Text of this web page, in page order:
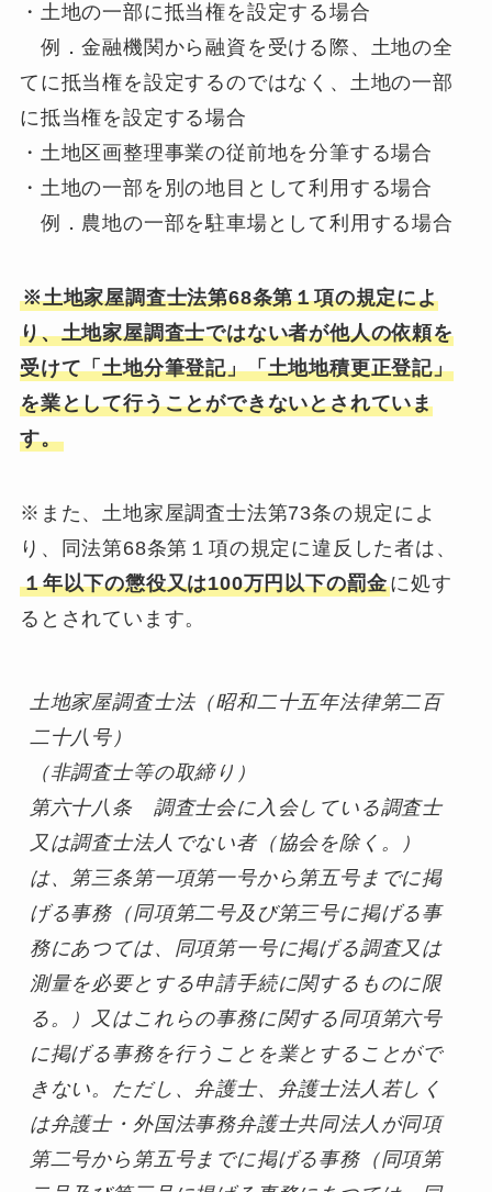
・土地の一部に抵当権を設定する場合
例．金融機関から融資を受ける際、土地の全
てに抵当権を設定するのではなく、土地の一部
に抵当権を設定する場合
・土地区画整理事業の従前地を分筆する場合
・土地の一部を別の地目として利用する場合
例．農地の一部を駐車場として利用する場合
※土地家屋調査士法第68条第１項の規定によ
り、土地家屋調査士ではない者が他人の依頼を
受けて「土地分筆登記」「土地地積更正登記」
を業として行うことができないとされていま
す。
※また、土地家屋調査士法第73条の規定によ
り、同法第68条第１項の規定に違反した者は、
１年以下の懲役又は100万円以下の罰金に処す
るとされています。
土地家屋調査士法（昭和二十五年法律第二百
二十八号）
（非調査士等の取締り）
第六十八条　調査士会に入会している調査士
又は調査士法人でない者（協会を除く。）
は、第三条第一項第一号から第五号までに掲
げる事務（同項第二号及び第三号に掲げる事
務にあつては、同項第一号に掲げる調査又は
測量を必要とする申請手続に関するものに限
る。）又はこれらの事務に関する同項第六号
に掲げる事務を行うことを業とすることがで
きない。ただし、弁護士、弁護士法人若しく
は弁護士・外国法事務弁護士共同法人が同項
第二号から第五号までに掲げる事務（同項第